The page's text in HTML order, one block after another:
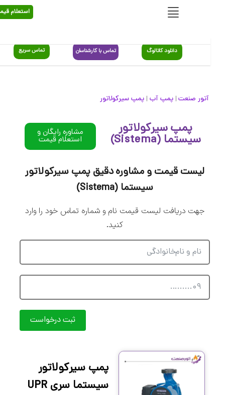
استعلام قیمت
دانلود کاتالوگ تماس با کارشناسان تماس سریع
آتور صنعت|پمپ آب| پمپ سیرکولاتور
پمپ سیرکولاتور
سیستما (Sistema) مشاوره رایگان و
استعلام قیمت
لیست قیمت و مشاوره دقیق پمپ سیرکولاتور
سیستما (Sistema)
جهت دریافت لیست قیمت نام و شماره تماس خود را وارد
کنید.
ثبت درخواست
پمپ سیرکولاتور
سیستما سری UPR